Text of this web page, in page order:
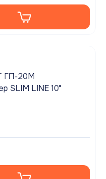
SLIM LINE 10"